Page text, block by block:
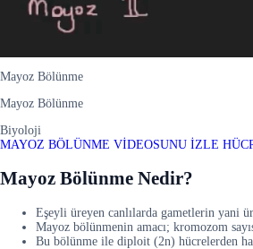
Mayoz Bölünme
Mayoz Bölünme
Biyoloji
MAYOZ BÖLÜNME VİDEOSUNU İZLE
Mayoz Bölünme Nedir?
Eşeyli üreyen canlılarda gametlerin yani
Mayoz bölünmenin amacı; kromozom
Bu bölünme ile diploit (2n) hücrelerden